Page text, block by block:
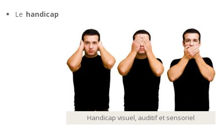
Handicap visuel, auditif et sensoriel
Le handicap